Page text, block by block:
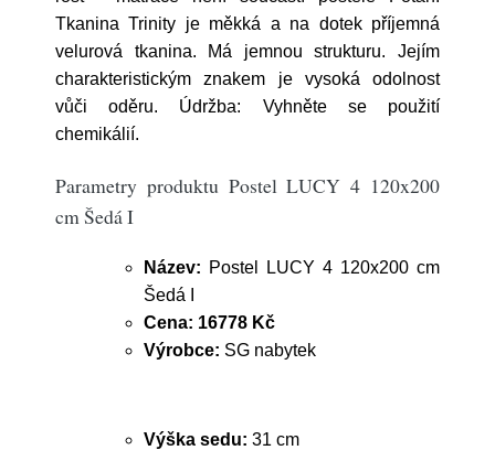
Tkanina Trinity je měkká a na dotek příjemná
velurová tkanina. Má jemnou strukturu. Jejím
charakteristickým znakem je vysoká odolnost
vůči oděru. Údržba: Vyhněte se použití
chemikálií.
Parametry produktu Postel LUCY 4 120x200
cm Šedá I
Název: Postel LUCY 4 120x200 cm
Šedá I
Cena: 16778 Kč
Výrobce: SG nabytek
Výška sedu: 31 cm